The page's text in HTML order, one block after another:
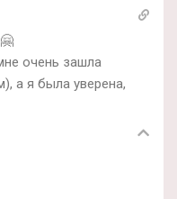
очень зашла
а я была уверена,